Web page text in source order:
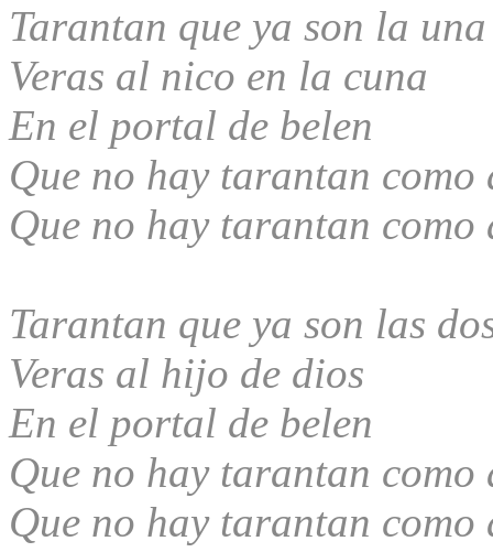
Tarantan que ya son la una
Veras al niсo en la cuna
En el portal de belen
Que no hay tarantan
Que no hay tarantan
Tarantan que ya son las
Veras al hijo de dios
En el portal de belen
Que no hay tarantan
Que no hay tarantan